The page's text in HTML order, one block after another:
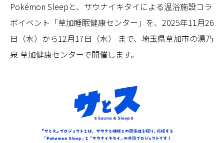
Pokémon Sleepと、サウナイキタイによる温浴施設コラ
ボイベント「草加睡眠健康センター」を、2025年11月26
日（水）から12月17日（水） まで、埼玉県草加市の湯乃
泉 草加健康センターで開催します。